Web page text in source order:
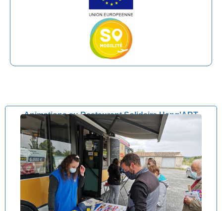
Animations au Restaurant Solidaire Hang'ART